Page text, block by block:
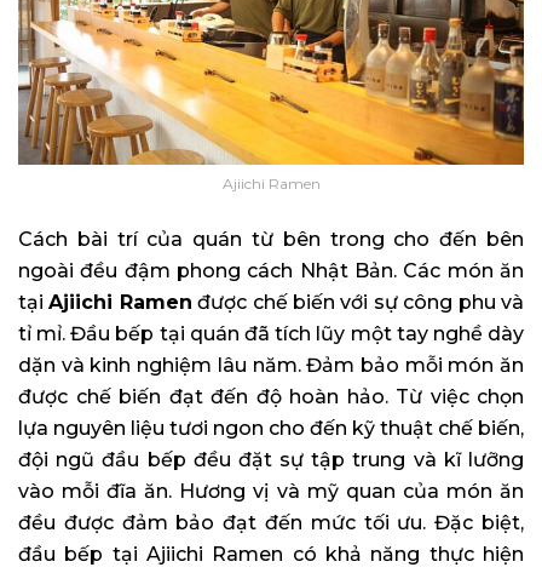
Ajiichi Ramen
Cách bài trí của quán từ bên trong cho đến bên
ngoài đều đậm phong cách Nhật Bản. Các món ăn
tạiAjiichi Ramen được chế biến với sự công phu và
tỉ mỉ. Đầu bếp tại quán đã tích lũy một tay nghề dày
dặn và kinh nghiệm lâu năm. Đảm bảo mỗi món ăn
được chế biến đạt đến độ hoàn hảo. Từ việc chọn
lựa nguyên liệu tươi ngon cho đến kỹ thuật chế biến,
đội ngũ đầu bếp đều đặt sự tập trung và kĩ lưỡng
vào mỗi đĩa ăn. Hương vị và mỹ quan của món ăn
đều được đảm bảo đạt đến mức tối ưu. Đặc biệt,
đầu bếp tại Ajiichi Ramen có khả năng thực hiện